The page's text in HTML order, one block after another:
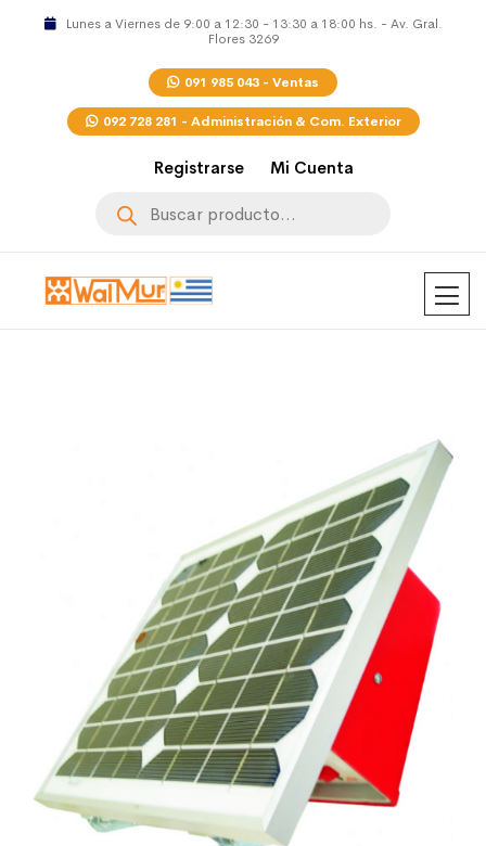
Lunes a Viernes de 9:00 a 12:30 - 13:30 a 18:00 hs. - Av. Gral.
Flores 3269
091 985 043 - Ventas
092 728 281 - Administración & Com. Exterior
Registrarse Mi Cuenta